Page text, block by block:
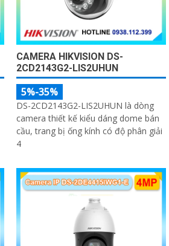
CAMERA HIKVISION DS-
2CD2143G2-LIS2UHUN
5%-35%
DS-2CD2143G2-LIS2UHUN là dòng
camera thiết kế kiểu dáng dome bán
cầu, trang bị ống kính có độ phân giải
4